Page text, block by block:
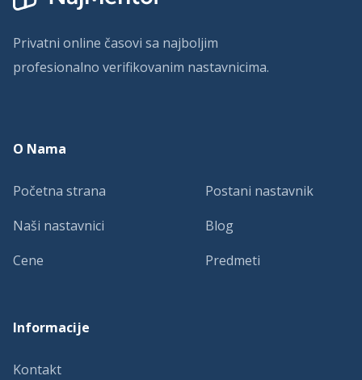
Privatni online časovi sa najboljim
profesionalno verifikovanim nastavnicima.
O Nama
Početna strana
Naši nastavnici
Cene
Postani nastavnik
Blog
Predmeti
Informacije
Kontakt